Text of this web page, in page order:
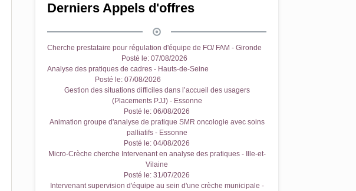
Derniers Appels d'offres
Cherche prestataire pour régulation d'équipe de FO/ FAM - Gironde
Posté le: 07/08/2026
Analyse des pratiques de cadres - Hauts-de-Seine
Posté le: 07/08/2026
Gestion des situations difficiles dans l’accueil des usagers
(Placements PJJ) - Essonne
Posté le: 06/08/2026
Animation groupe d'analyse de pratique SMR oncologie avec soins
palliatifs - Essonne
Posté le: 04/08/2026
Micro-Crèche cherche Intervenant en analyse des pratiques - Ille-et-
Vilaine
Posté le: 31/07/2026
Intervenant supervision d'équipe au sein d'une crèche municipale -